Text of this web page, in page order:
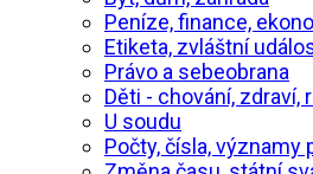
Peníze, finance,
Etiketa, zvláštní
Právo a sebeobrana
Děti - chování, zdraví,
U soudu
Počty, čísla, významy